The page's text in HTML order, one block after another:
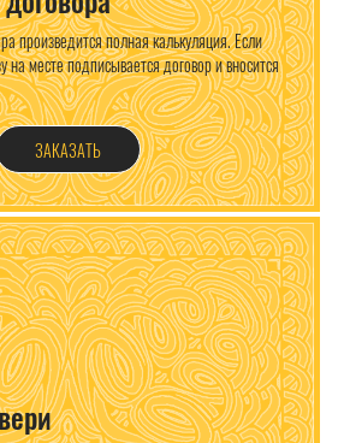
произведится полная калькуляция. Если
на месте подписывается договор и вносится
ЗАКАЗАТЬ